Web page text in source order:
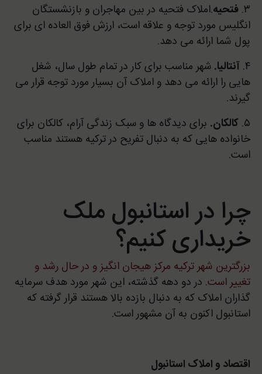
۳. فتحیه.املاک فتحیه در بین مهاجران و بازنشستگان
انگلیس مورد توجه و علاقه است، ارزش فوق العاده ای برای
پول شما ارائه می دهد.
۴. آنتالیا. شهر مناسب برای کار در تمام طول سال، شغل
هایی را ارائه می دهد و املاک آن بسیار مورد توجه قرار می
گیرند.
۵. کالکان. برای دیدگاه ها و سبک زندگی آرام، کالکان برای
خانواده هایی که به دنبال تفریح در ترکیه هستند مناسب
است.
چرا در استانبول ملک
خریداری کنیم؟
بزرگترین شهر ترکیه مرکز هیجان انگیز و در حال رشد و
تغییر است. در دو دهه گذشته، این شهر مورد هدف سرمایه
گذاران املاک که به دنبال بازده بالا هستند قرار گرفته که
استانبول اکنون به آن مشهور است.
اقتصاد و املاک استانبول